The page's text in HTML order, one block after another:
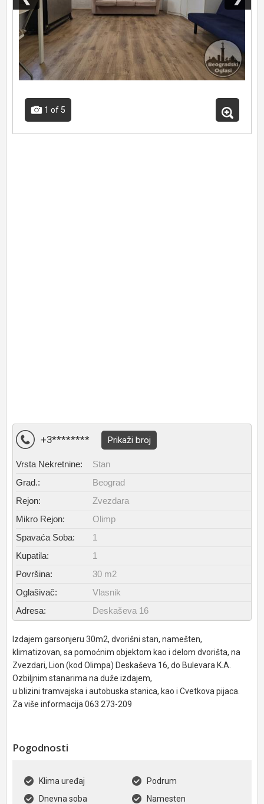
1 of 5
+3******** Prikaži broj
Vrsta Nekretnine:
Stan
Grad.:
Beograd
Rejon:
Zvezdara
Mikro Rejon:
Olimp
Spavaća Soba:
1
Kupatila:
1
Površina:
30 m2
Oglašivač:
Vlasnik
Adresa:
Deskaševa 16
Izdajem garsonjeru 30m2, dvorišni stan, namešten,
klimatizovan, sa pomoćnim objektom kao i delom dvorišta, na
Zvezdari, Lion (kod Olimpa) Deskaševa 16, do Bulevara K.A.
Ozbiljnim stanarima na duže izdajem,
u blizini tramvajska i autobuska stanica, kao i Cvetkova pijaca.
Za više informacija 063 273-209
Pogodnosti
Klima uređaj
Podrum
Dnevna soba
Namesten